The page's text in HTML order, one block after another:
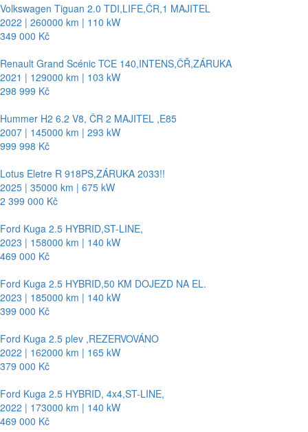
Volkswagen Tiguan 2.0 TDI,LIFE,ČR,1 MAJITEL
2022 | 260000 km | 110 kW
349 000 Kč
Renault Grand Scénic TCE 140,INTENS,ČŘ,ZÁRUKA
2021 | 129000 km | 103 kW
298 999 Kč
Hummer H2 6.2 V8, ČR 2 MAJITEL ,E85
2007 | 145000 km | 293 kW
999 998 Kč
Lotus Eletre R 918PS,ZÁRUKA 2033!!
2025 | 35000 km | 675 kW
2 399 000 Kč
Ford Kuga 2.5 HYBRID,ST-LINE,
2023 | 158000 km | 140 kW
469 000 Kč
Ford Kuga 2.5 HYBRID,50 KM DOJEZD NA EL.
2023 | 185000 km | 140 kW
399 000 Kč
Ford Kuga 2.5 plev ,REZERVOVÁNO
2022 | 162000 km | 165 kW
379 000 Kč
Ford Kuga 2.5 HYBRID, 4x4,ST-LINE,
2022 | 173000 km | 140 kW
469 000 Kč